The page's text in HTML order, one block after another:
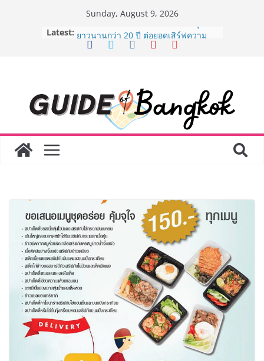
Sunday, August 9, 2026
Latest: AirAsia X SEE FAH พันธมิตรทางธุรกิจ
ยาวนานกว่า 20 ปี ต่อยอดเสิร์ฟความ
“BIO TRADE CONNECT 2026” ยก
ระดับผลิตภัณฑ์ท้องถิ่นสู่ตลาดเชิง
พาณิชย์อย่างยั่งยืน
LORDNINE จัดศึกคนดังสายเกม ไทย
ปะทะ ฟิลิปปินส์ ใน “Rise of the Tenth
ได้เตรียมนักเรียนเพียงเพื่อก้าวเข้าสู่
มหาวิทยาลัยเท่านั้น แต่ยังเตรียมพวก
เขาให้พร้อมเป็นผู้กำหนดอนาคต”
8.8 “ซูเลียน” รวมพลังนักธุรกิจทั่ว
ประเทศ จัดประชุมใหญ่แห่งปี พบ CEO
“ดร.ปิยะวัฒน์” ถ่ายทอดวิสัยทัศน์ธุรกิจ
พร้อมฟรีคอนเสิร์ต “โชค รถแห่” ยกวง